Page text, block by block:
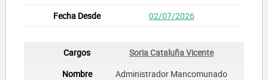
02/07/2026
Soria Cataluña Vicente
Administrador Mancomunado